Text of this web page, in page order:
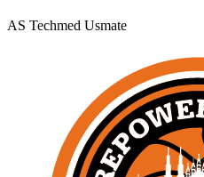
AS Techmed Usmate